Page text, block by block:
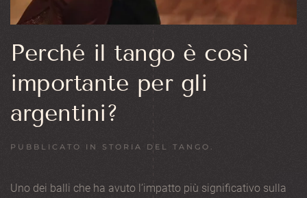
Perché il tango è così
importante per gli
argentini?
PUBBLICATO IN STORIA DEL TANGO .
Uno dei balli che ha avuto l’impatto più significativo sulla